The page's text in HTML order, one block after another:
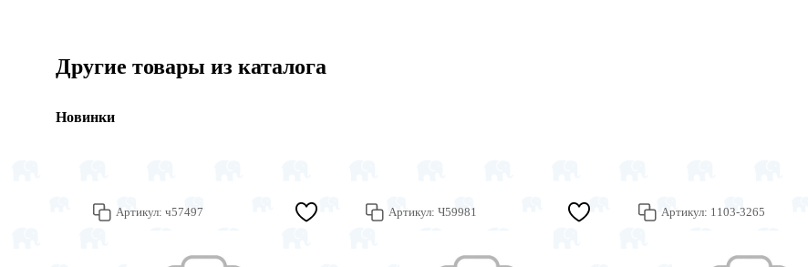
Другие товары из каталога
Новинки
Артикул: ч57497 Артикул: Ч59981 Артикул: 1103-3265